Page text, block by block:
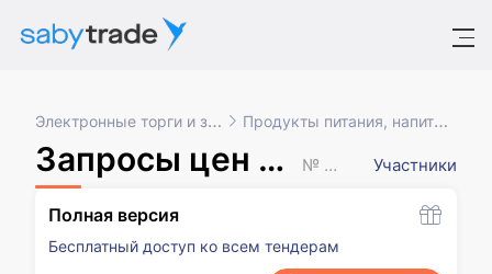
Электронные торги и закупки Продукты питания, напитки, табак
Запросы цен товаров, работ, услуг № XXXXXXX Участники
Полная версия
Бесплатный доступ ко всем тендерам